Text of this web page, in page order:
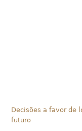
Decisões a favor de
futuro